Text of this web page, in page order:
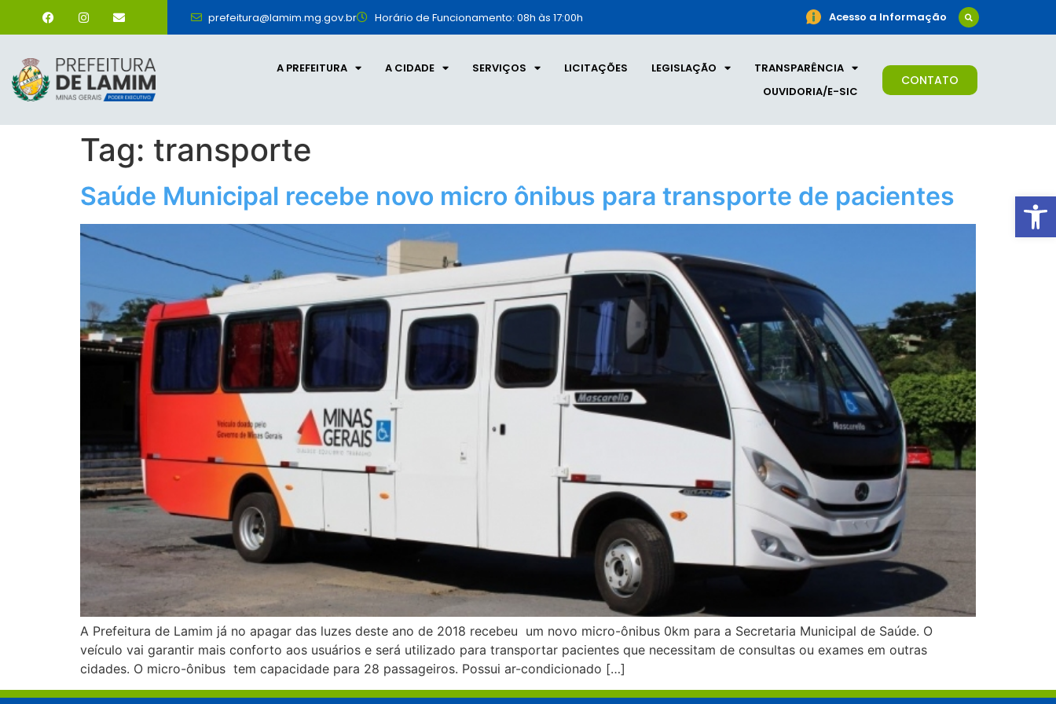
prefeitura@lamim.mg.gov.br Horário de Funcionamento: 08h às 17:00h Acesso a Informação
A PREFEITURA A CIDADE SERVIÇOS LICITAÇÕES LEGISLAÇÃO
TRANSPARÊNCIA
OUVIDORIA/E-SIC
CONTATO
Tag: transporte
Saúde Municipal recebe novo micro ônibus para transporte de pacientes
A Prefeitura de Lamim já no apagar das luzes deste ano de 2018 recebeu um novo micro-ônibus 0km para a Secretaria Municipal de Saúde. O
veículo vai garantir mais conforto aos usuários e será utilizado para transportar pacientes que necessitam de consultas ou exames em outras
cidades. O micro-ônibus tem capacidade para 28 passageiros. Possui ar-condicionado […]